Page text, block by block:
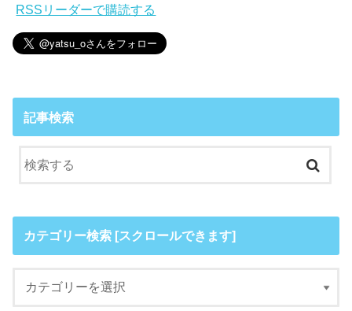
RSSリーダーで購読する
記事検索
カテゴリー検索 [スクロールできます]